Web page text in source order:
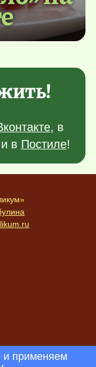
, в
в Постиле!
применяем